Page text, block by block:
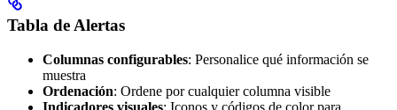
Tabla de Alertas
Columnas configurables: Personalice qué información se
muestra
Ordenación: Ordene por cualquier columna visible
Indicadores visuales: Iconos y códigos de color para